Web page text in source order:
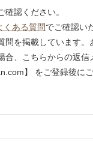
認ください。
くある質問でご確認い
を掲載しています。
、こちらからの返信
】 をご登録後にご